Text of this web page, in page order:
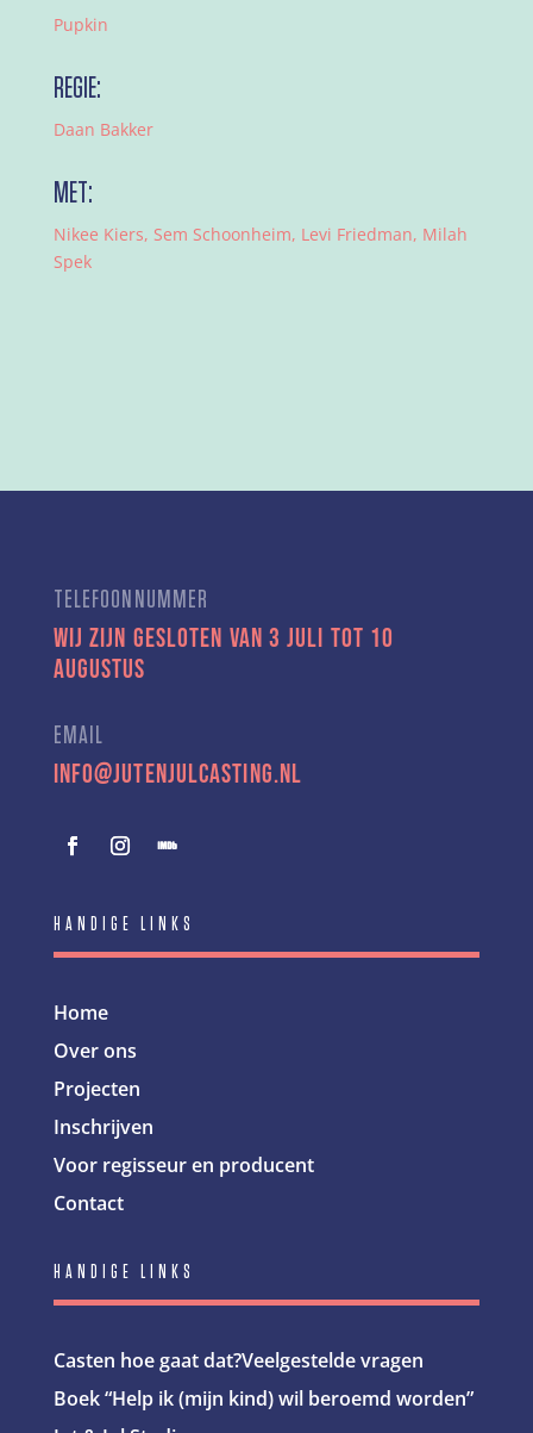
Pupkin
REGIE:
Daan Bakker
MET:
Nikee Kiers, Sem Schoonheim, Levi Friedman, Milah
Spek
TELEFOONNUMMER
Wij zijn gesloten van 3 juli tot 10
augustus
EMAIL
info@jutenjulcasting.nl
HANDIGE LINKS
Home
Over ons
Projecten
Inschrijven
Voor regisseur en producent
Contact
HANDIGE LINKS
Casten hoe gaat dat?Veelgestelde vragen
Boek “Help ik (mijn kind) wil beroemd worden”